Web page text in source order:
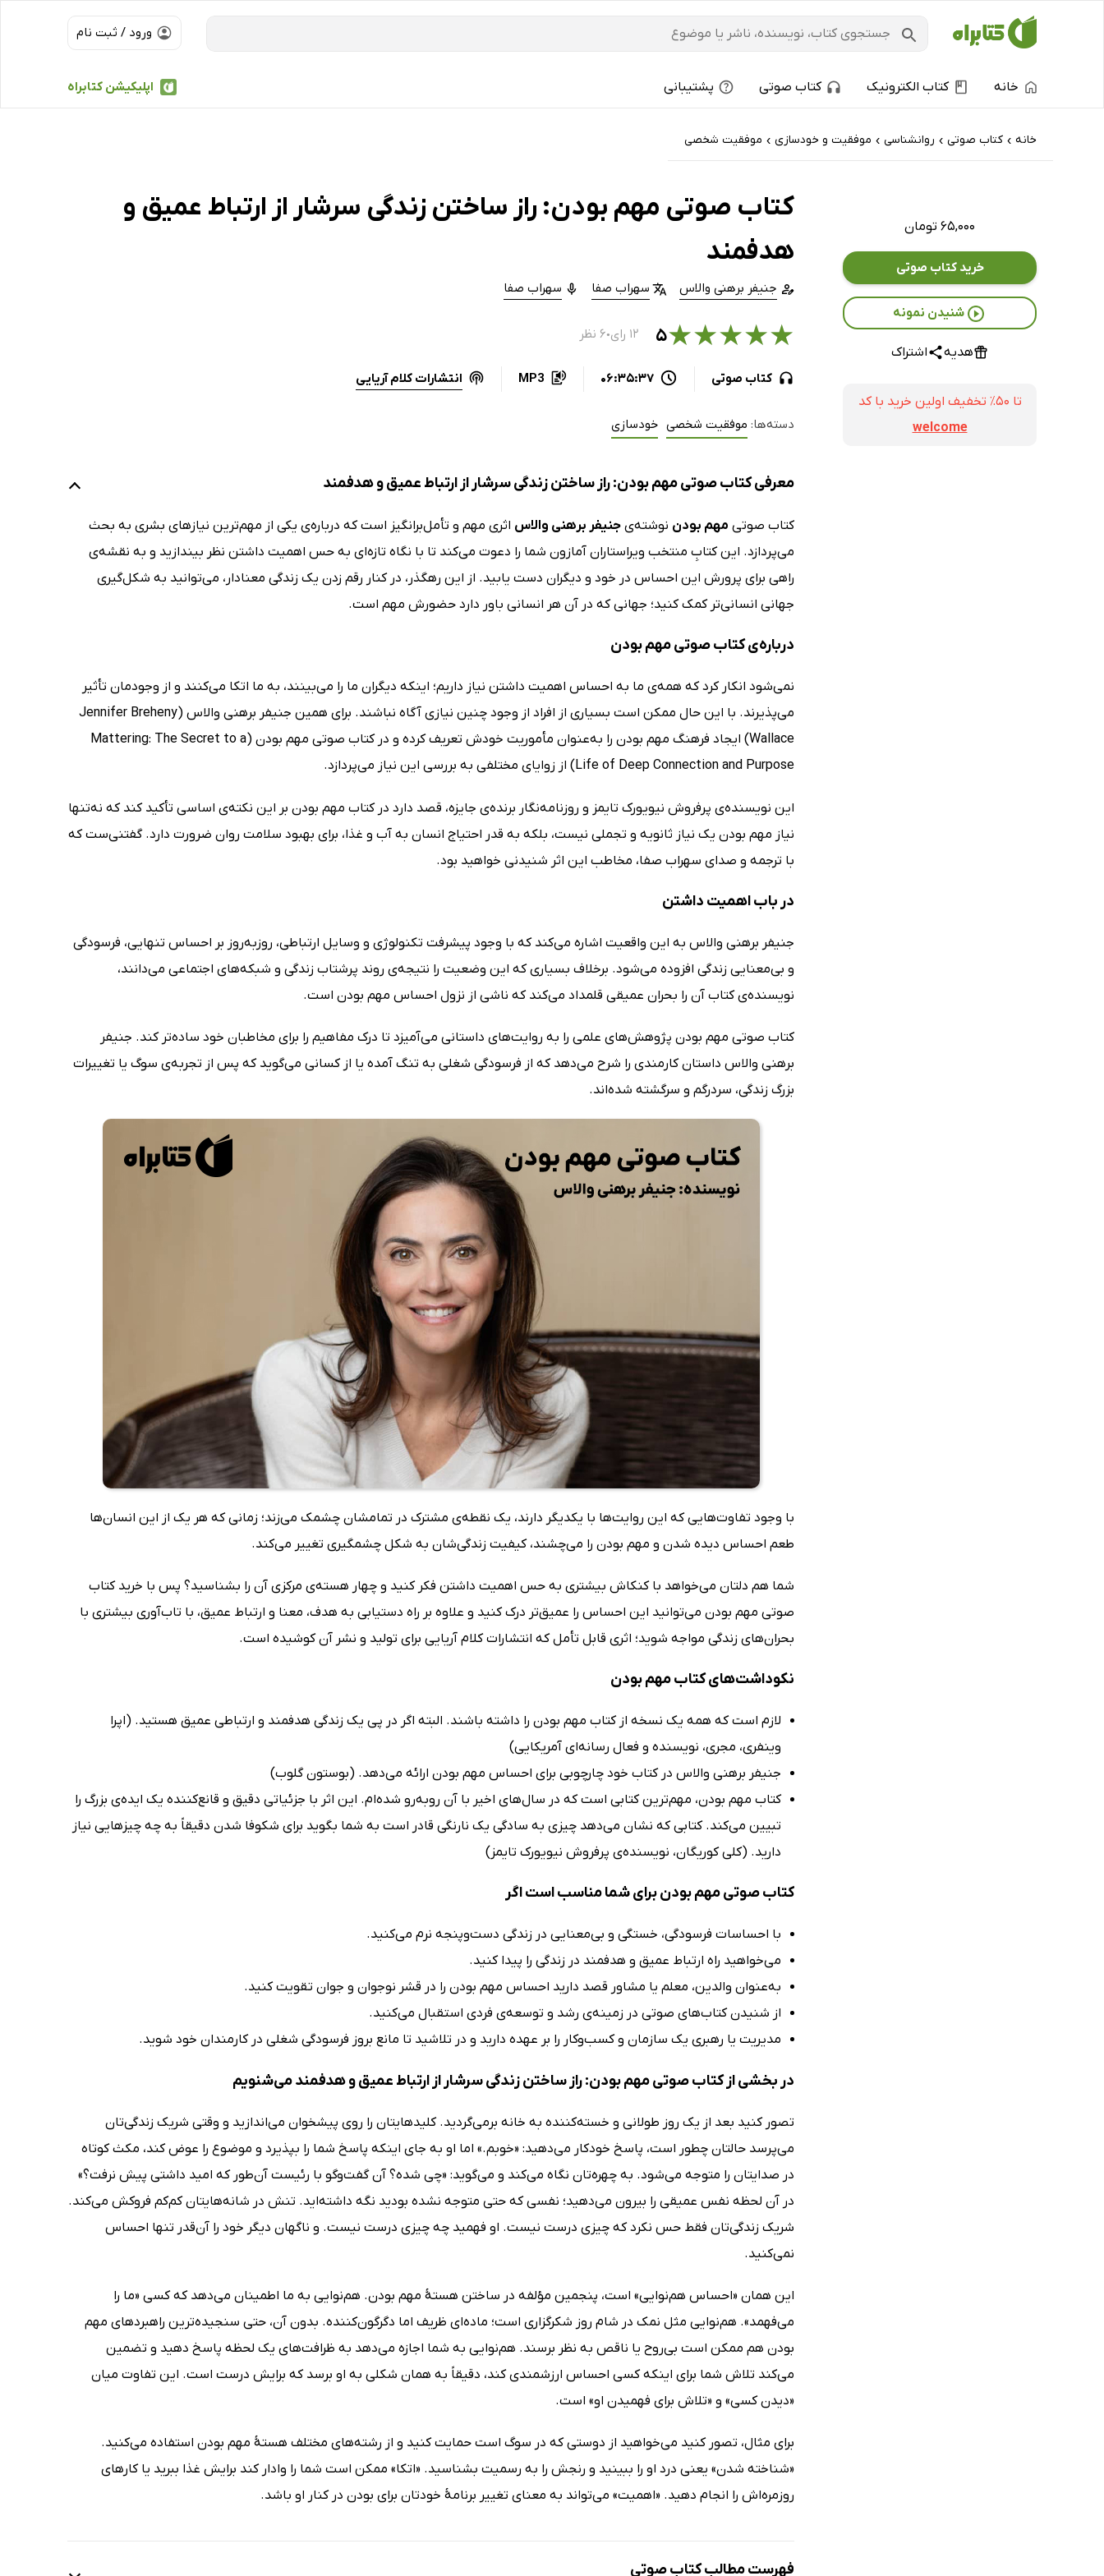
ورود / ثبت نام
اپلیکیشن کتابراه خانه کتاب الکترونیک کتاب صوتی پشتیبانی
خانه › کتاب‌ صوتی › روانشناسی › موفقیت و خودسازی › موفقیت شخصی
۶۵,۰۰۰ تومان
خرید کتاب صوتی
شنیدن نمونه
هدیه اشتراک
تا ۵۰٪ تخفیف اولین خرید با کد
welcome
کتاب صوتی مهم بودن: راز ساختن زندگی سرشار از ارتباط عمیق و
هدفمند
جنیفر برهنی والاس سهراب صفا سهراب صفا
★
★
★
★
★۵ ۱۲ رای ● ۶ نظر
کتاب صوتی 06:35:37
MP3 انتشارات کلام آریایی
دسته‌ها: موفقیت شخصی خودسازی
معرفی کتاب صوتی مهم بودن: راز ساختن زندگی سرشار از ارتباط عمیق و هدفمند
کتاب صوتی مهم بودن نوشته‌ی جنیفر برهنی والاس اثری مهم و تأمل‌برانگیز است که درباره‌ی یکی از مهم‌ترین نیازهای بشری به بحث
می‌پردازد. این کتابِ منتخب ویراستاران آمازون شما را دعوت می‌کند تا با نگاه تازه‌ای به حس اهمیت داشتن نظر بیندازید و به نقشه‌ی
راهی برای پرورش این احساس در خود و دیگران دست یابید. از این رهگذر، در کنار رقم زدن یک زندگی معنادار، می‌توانید به شکل‌گیری
جهانی انسانی‌تر کمک کنید؛ جهانی که در آن هر انسانی باور دارد حضورش مهم است.
درباره‌ی کتاب صوتی مهم بودن
نمی‌شود انکار کرد که همه‌ی ما به احساس اهمیت داشتن نیاز داریم؛ اینکه دیگران ما را می‌بینند، به ما اتکا می‌کنند و از وجودمان تأثیر
می‌پذیرند. با این حال ممکن است بسیاری از افراد از وجود چنین نیازی آگاه نباشند. برای همین جنیفر برهنی والاس (Jennifer Breheny
Wallace) ایجاد فرهنگ مهم بودن را به‌عنوان مأموریت خودش تعریف کرده و در کتاب صوتی مهم بودن (Mattering: The Secret to a
Life of Deep Connection and Purpose) از زوایای مختلفی به بررسی این نیاز می‌پردازد.
این نویسنده‌ی پرفروش نیویورک تایمز و روزنامه‌نگار برنده‌ی جایزه، قصد دارد در کتاب مهم بودن بر این نکته‌ی اساسی تأکید کند که نه‌تنها
نیاز مهم بودن یک نیاز ثانویه و تجملی نیست، بلکه به قدر احتیاج انسان به آب و غذا، برای بهبود سلامت روان ضرورت دارد. گفتنی‌ست که
با ترجمه و صدای سهراب صفا، مخاطب این اثر شنیدنی خواهید بود.
در باب اهمیت داشتن
جنیفر برهنی والاس به این واقعیت اشاره می‌کند که با وجود پیشرفت تکنولوژی و وسایل ارتباطی، روزبه‌روز بر احساس تنهایی، فرسودگی
و بی‌معنایی زندگی افزوده می‌شود. برخلاف بسیاری که این وضعیت را نتیجه‌ی روند پرشتاب زندگی و شبکه‌های اجتماعی می‌دانند،
نویسنده‌ی کتاب آن را بحران عمیقی قلمداد می‌کند که ناشی از نزول احساس مهم بودن است.
کتاب صوتی مهم بودن پژوهش‌های علمی را به روایت‌های داستانی می‌آمیزد تا درک مفاهیم را برای مخاطبان خود ساده‌تر کند. جنیفر
برهنی والاس داستان کارمندی را شرح می‌دهد که از فرسودگی شغلی به تنگ آمده یا از کسانی می‌گوید که پس از تجربه‌ی سوگ یا تغییرات
بزرگ زندگی، سردرگم و سرگشته شده‌اند.
با وجود تفاوت‌هایی که این روایت‌ها با یکدیگر دارند، یک نقطه‌ی مشترک در تمامشان چشمک می‌زند؛ زمانی که هر یک از این انسان‌ها
طعم احساس دیده شدن و مهم بودن را می‌چشند، کیفیت زندگی‌شان به شکل چشمگیری تغییر می‌کند.
شما هم دلتان می‌خواهد با کنکاش بیشتری به حس اهمیت داشتن فکر کنید و چهار هسته‌ی مرکزی آن را بشناسید؟ پس با خرید کتاب
صوتی مهم بودن می‌توانید این احساس را عمیق‌تر درک کنید و علاوه بر راه دستیابی به هدف، معنا و ارتباط عمیق، با تاب‌آوری بیشتری با
بحران‌های زندگی مواجه شوید؛ اثری قابل تأمل که انتشارات کلام آریایی برای تولید و نشر آن کوشیده است.
نکوداشت‌های کتاب مهم بودن
لازم است که همه یک نسخه از کتاب مهم بودن را داشته باشند. البته اگر در پی یک زندگی هدفمند و ارتباطی عمیق هستید. (اپرا
وینفری، مجری، نویسنده و فعال رسانه‌ای آمریکایی)
جنیفر برهنی والاس در کتاب خود چارچوبی برای احساس مهم بودن ارائه می‌دهد. (بوستون گلوب)
کتاب مهم بودن، مهم‌ترین کتابی است که در سال‌های اخیر با آن روبه‌رو شده‌ام. این اثر با جزئیاتی دقیق و قانع‌کننده یک ایده‌ی بزرگ را
تبیین می‌کند. کتابی که نشان می‌دهد چیزی به سادگی یک نارنگی قادر است به شما بگوید برای شکوفا شدن دقیقاً به چه چیزهایی نیاز
دارید. (کلی کوریگان، نویسنده‌ی پرفروش نیویورک تایمز)
کتاب صوتی مهم بودن برای شما مناسب است اگر
با احساسات فرسودگی، خستگی و بی‌معنایی در زندگی دست‌وپنجه نرم می‌کنید.
می‌خواهید راه ارتباط عمیق و هدفمند در زندگی را پیدا کنید.
به‌عنوان والدین، معلم یا مشاور قصد دارید احساس مهم بودن را در قشر نوجوان و جوان تقویت کنید.
از شنیدن کتاب‌های صوتی در زمینه‌ی رشد و توسعه‌ی فردی استقبال می‌کنید.
مدیریت یا رهبری یک سازمان و کسب‌وکار را بر عهده دارید و در تلاشید تا مانع بروز فرسودگی شغلی در کارمندان خود شوید.
در بخشی از کتاب صوتی مهم بودن: راز ساختن زندگی سرشار از ارتباط عمیق و هدفمند می‌شنویم
تصور کنید بعد از یک روز طولانی و خسته‌کننده به خانه برمی‌گردید. کلیدهایتان را روی پیشخوان می‌اندازید و وقتی شریک زندگی‌تان
می‌پرسد حالتان چطور است، پاسخ خودکار می‌دهید: «خوبم.» اما او به جای اینکه پاسخ شما را بپذیرد و موضوع را عوض کند، مکث کوتاه
در صدایتان را متوجه می‌شود. به چهره‌تان نگاه می‌کند و می‌گوید: «چی شده؟ آن گفت‌وگو با رئیست آن‌طور که امید داشتی پیش نرفت؟»
در آن لحظه نفس عمیقی را بیرون می‌دهید؛ نفسی که حتی متوجه نشده بودید نگه داشته‌اید. تنش در شانه‌هایتان کم‌کم فروکش می‌کند.
شریک زندگی‌تان فقط حس نکرد که چیزی درست نیست. او فهمید چه چیزی درست نیست. و ناگهان دیگر خود را آن‌قدر تنها احساس
نمی‌کنید.
این همان «احساس هم‌نوایی» است، پنجمین مؤلفه در ساختن هستهٔ مهم بودن. هم‌نوایی به ما اطمینان می‌دهد که کسی «ما را
می‌فهمد». هم‌نوایی مثل نمک در شام روز شکرگزاری است؛ ماده‌ای ظریف اما دگرگون‌کننده. بدون آن، حتی سنجیده‌ترین راهبردهای مهم
بودن هم ممکن است بی‌روح یا ناقص به نظر برسند. هم‌نوایی به شما اجازه می‌دهد به ظرافت‌های یک لحظه پاسخ دهید و تضمین
می‌کند تلاش شما برای اینکه کسی احساس ارزشمندی کند، دقیقاً به همان شکلی به او برسد که برایش درست است. این تفاوت میان
«دیدن کسی» و «تلاش برای فهمیدن او» است.
برای مثال، تصور کنید می‌خواهید از دوستی که در سوگ است حمایت کنید و از رشته‌های مختلف هستهٔ مهم بودن استفاده می‌کنید.
«شناخته شدن» یعنی درد او را ببینید و رنجش را به رسمیت بشناسید. «اتکا» ممکن است شما را وادار کند برایش غذا ببرید یا کارهای
روزمره‌اش را انجام دهید. «اهمیت» می‌تواند به معنای تغییر برنامهٔ خودتان برای بودن در کنار او باشد.
فهرست مطالب کتاب صوتی